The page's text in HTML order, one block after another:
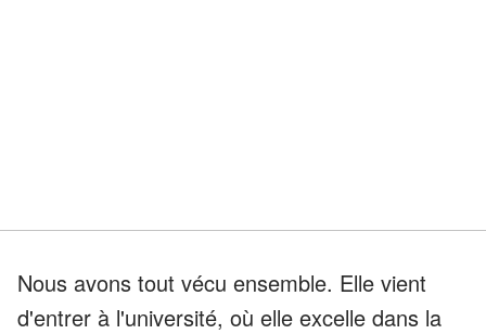
Nous avons tout vécu ensemble. Elle vient
d'entrer à l'université, où elle excelle dans la